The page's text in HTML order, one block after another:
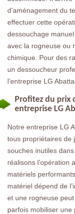
d’aménagement du
effectuer cette
dessouchage
avec la rogneuse ou
chimique. Pour des
un dessoucheur
l’entreprise LG
Profitez du prix
entreprise LG
Notre entreprise LG
tous propriétaires de
souches inutiles
réalisons l’opération
matériels
matériel dépend de
et une rogneuse
parfois mobiliser une